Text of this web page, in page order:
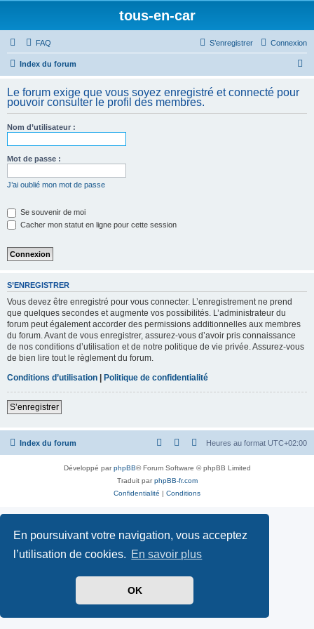
En poursuivant votre navigation, vous acceptez
l’utilisation de cookies. En savoir plus
OK
tous-en-car
FAQ Connexion
S’enregistrer
Index du forum
h
Le forum exige que vous soyez enregistré et connecté pour
pouvoir consulter le profil des membres.
Nom d’utilisateur :
Mot de passe :
J’ai oublié mon mot de passe
Se souvenir de moi
Cacher mon statut en ligne pour cette session
S’ENREGISTRER
Vous devez être enregistré pour vous connecter. L’enregistrement ne prend
que quelques secondes et augmente vos possibilités. L’administrateur du
forum peut également accorder des permissions additionnelles aux membres
du forum. Avant de vous enregistrer, assurez-vous d’avoir pris connaissance
de nos conditions d’utilisation et de notre politique de vie privée. Assurez-vous
de bien lire tout le règlement du forum.
Conditions d’utilisation | Politique de confidentialité
S’enregistrer
Index du forum Heures au format UTC+02:00
Développé parphpBB® Forum Software © phpBB Limited
Traduit parphpBB-fr.com
Confidentialité | Conditions